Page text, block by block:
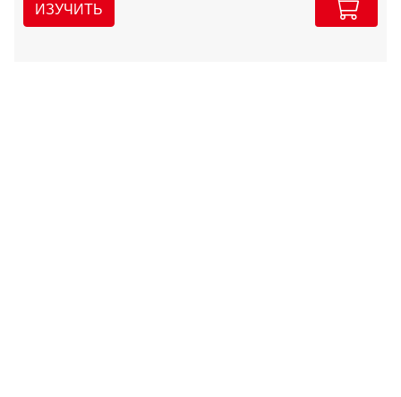
ИЗУЧИТЬ